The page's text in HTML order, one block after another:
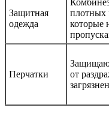
Защитная
одежда
плотных
которые
Перчатки
от